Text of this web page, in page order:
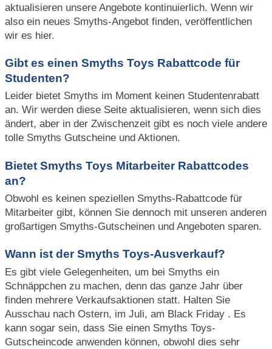
aktualisieren unsere Angebote kontinuierlich. Wenn wir
also ein neues Smyths-Angebot finden, veröffentlichen
wir es hier.
Gibt es einen Smyths Toys Rabattcode für
Studenten?
Leider bietet Smyths im Moment keinen Studentenrabatt
an. Wir werden diese Seite aktualisieren, wenn sich dies
ändert, aber in der Zwischenzeit gibt es noch viele andere
tolle Smyths Gutscheine und Aktionen.
Bietet Smyths Toys Mitarbeiter Rabattcodes
an?
Obwohl es keinen speziellen Smyths-Rabattcode für
Mitarbeiter gibt, können Sie dennoch mit unseren anderen
großartigen Smyths-Gutscheinen und Angeboten sparen.
Wann ist der Smyths Toys-Ausverkauf?
Es gibt viele Gelegenheiten, um bei Smyths ein
Schnäppchen zu machen, denn das ganze Jahr über
finden mehrere Verkaufsaktionen statt. Halten Sie
Ausschau nach Ostern, im Juli, am Black Friday . Es
kann sogar sein, dass Sie einen Smyths Toys-
Gutscheincode anwenden können, obwohl dies sehr